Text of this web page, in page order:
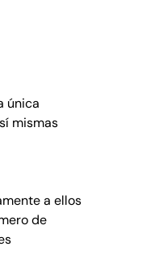
única
mismas
a ellos
de